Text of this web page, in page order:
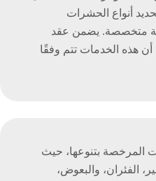
أنواع الحشرات
متخصصة. يضمن عقد
هذه الخدمات تتم وفقًا
المرخصة بتنوعها، حيث
الفئران، والبعوض،